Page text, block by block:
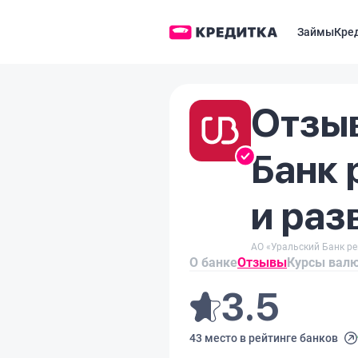
Займы
Банк
и
АО «Уральский Банк
О банкеОтзывыКурсы
3.5
43 место в рейтинге банков